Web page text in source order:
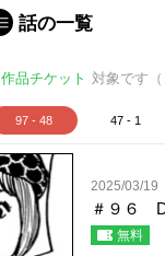
話の一覧
作品チケット 対象です（
97 - 48 47 - 1
2025/03/19
＃９６
無料